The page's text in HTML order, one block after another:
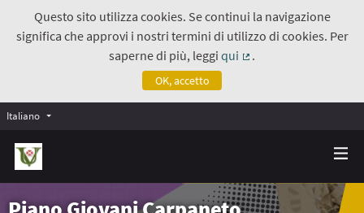
Questo sito utilizza cookies. Se continui la navigazione
significa che approvi i nostri termini di utilizzo di cookies. Per
saperne di più, leggiqui
.
OK, accetto
Italiano